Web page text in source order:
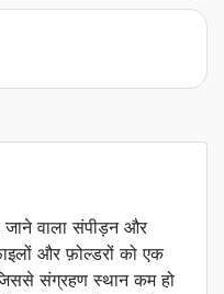
वाला संपीड़न और
और फ़ोल्डरों को एक
संग्रहण स्थान कम हो